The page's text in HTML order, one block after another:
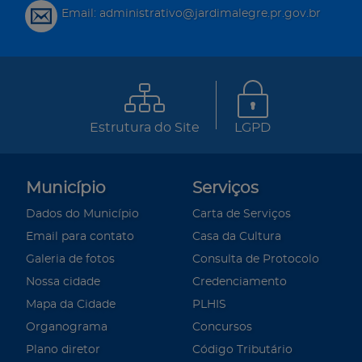
Email: administrativo@jardimalegre.pr.gov.br
Estrutura do Site LGPD
Município
Dados do Município
Email para contato
Galeria de fotos
Nossa cidade
Mapa da Cidade
Organograma
Plano diretor
Serviços
Carta de Serviços
Casa da Cultura
Consulta de Protocolo
Credenciamento
PLHIS
Concursos
Código Tributário